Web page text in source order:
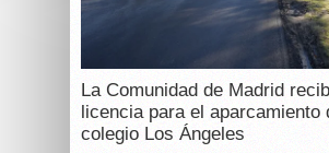
La Comunidad de Madrid
licencia para el aparcamiento
colegio Los Ángeles